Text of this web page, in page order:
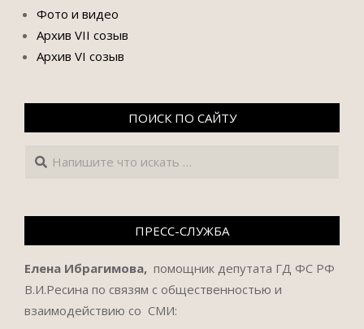
Фото и видео
Архив VII созыв
Архив VI созыв
ПОИСК ПО САЙТУ
Поиск
ПРЕСС-СЛУЖБА
Елена Ибрагимова, помощник депутата ГД ФС РФ
В.И.Ресина по связям с общественностью и
взаимодействию со СМИ: